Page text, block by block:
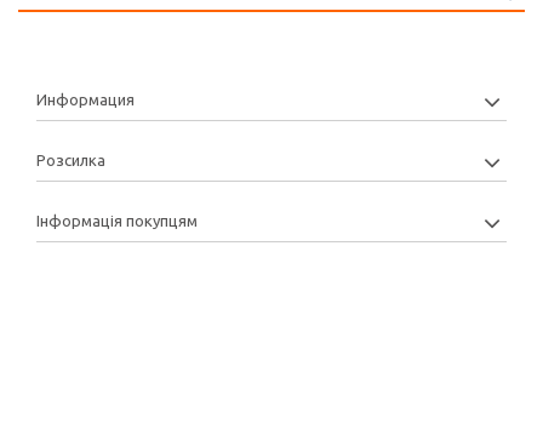
Информация
Розсилка
Інформація покупцям